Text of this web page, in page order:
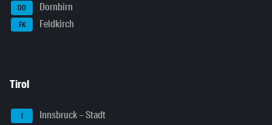
DO Dornbirn
FK Feldkirch
Tirol
I Innsbruck – Stadt